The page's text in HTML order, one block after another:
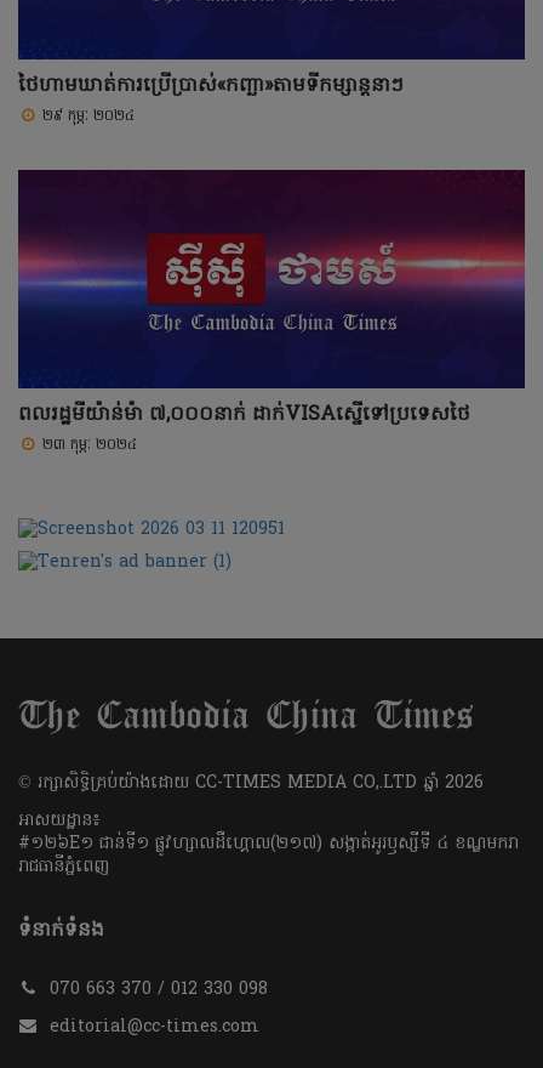
ថៃហាមឃាត់ការប្រើប្រាស់«កញ្ឆា»តាមទីកម្សាន្តនាៗ
២៩ កុម្ភៈ ២០២៤
ពលរដ្ឋមីយ៉ាន់ម៉ា ៧,០០០នាក់ ដាក់VISAស្នើទៅប្រទេសថៃ
២៣ កុម្ភៈ ២០២៤
​© រក្សា​សិទ្ធិ​គ្រប់​យ៉ាង​ដោយ​ CC-TIMES MEDIA CO,.LTD ឆ្នាំ​ 2026
អាសយដ្ឋាន៖
#១២៦E១ ជាន់ទី១ ផ្លូវហ្សាលដឺហ្គោល(២១៧) សង្កាត់អូរឫស្សីទី ៤ ខណ្ឌមករា
រាជធានីភ្នំពេញ
ទំនាក់ទំនង
070 663 370 / 012 330 098
editorial@cc-times.com